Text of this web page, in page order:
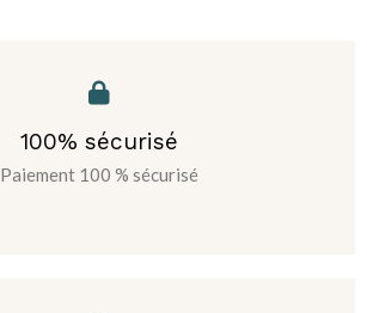
100% sécurisé
Paiement 100 % sécurisé